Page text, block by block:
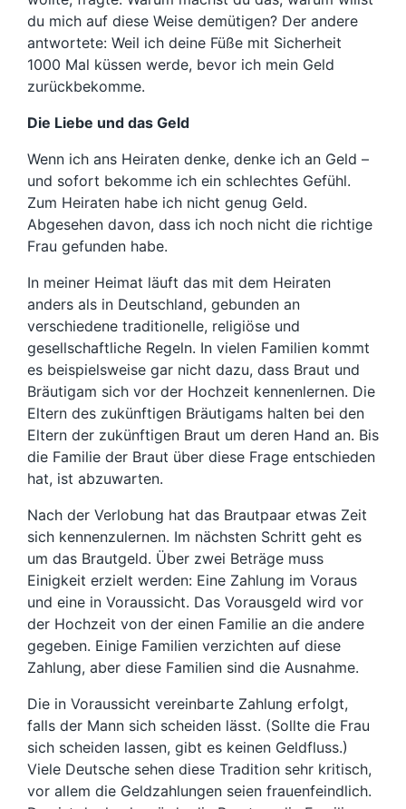
du mich auf diese Weise demütigen? Der andere
antwortete: Weil ich deine Füße mit Sicherheit
1000 Mal küssen werde, bevor ich mein Geld
zurückbekomme.
Die Liebe und das Geld
Wenn ich ans Heiraten denke, denke ich an Geld –
und sofort bekomme ich ein schlechtes Gefühl.
Zum Heiraten habe ich nicht genug Geld.
Abgesehen davon, dass ich noch nicht die richtige
Frau gefunden habe.
In meiner Heimat läuft das mit dem Heiraten
anders als in Deutschland, gebunden an
verschiedene traditionelle, religiöse und
gesellschaftliche Regeln. In vielen Familien kommt
es beispielsweise gar nicht dazu, dass Braut und
Bräutigam sich vor der Hochzeit kennenlernen. Die
Eltern des zukünftigen Bräutigams halten bei den
Eltern der zukünftigen Braut um deren Hand an. Bis
die Familie der Braut über diese Frage entschieden
hat, ist abzuwarten.
Nach der Verlobung hat das Brautpaar etwas Zeit
sich kennenzulernen. Im nächsten Schritt geht es
um das Brautgeld. Über zwei Beträge muss
Einigkeit erzielt werden: Eine Zahlung im Voraus
und eine in Voraussicht. Das Vorausgeld wird vor
der Hochzeit von der einen Familie an die andere
gegeben. Einige Familien verzichten auf diese
Zahlung, aber diese Familien sind die Ausnahme.
Die in Voraussicht vereinbarte Zahlung erfolgt,
falls der Mann sich scheiden lässt. (Sollte die Frau
sich scheiden lassen, gibt es keinen Geldfluss.)
Viele Deutsche sehen diese Tradition sehr kritisch,
vor allem die Geldzahlungen seien frauenfeindlich.